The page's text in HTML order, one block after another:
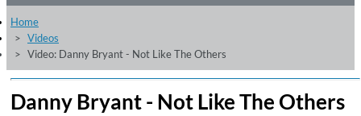
Hörtipps
Videos
Home
Videos
Video: Danny Bryant - Not Like The Others
Danny Bryant - Not Like The Others